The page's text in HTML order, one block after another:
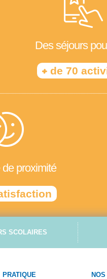
Des séjours
+de 70
proximité
SCOLAIRES
PRATIQUE